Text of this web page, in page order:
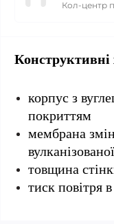
Кол-центр
корпус з
покриттям
мембрана
товщина
тиск повітря